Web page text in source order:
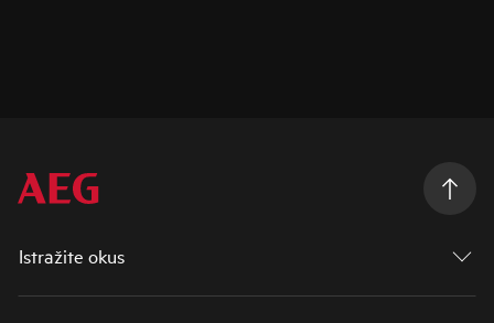
Istražite okus